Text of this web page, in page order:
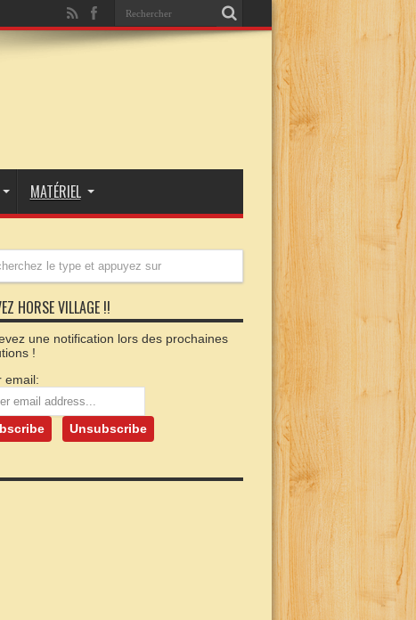
MATÉRIEL
HORSE VILLAGE !!
une notification lors des prochaines
!
email: